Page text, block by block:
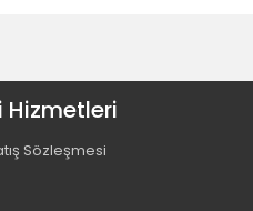
Hizmetleri
Sözleşmesi